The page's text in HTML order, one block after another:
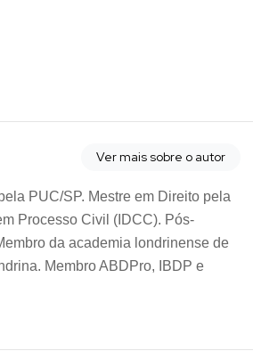
Ver mais sobre o autor
PUC/SP. Mestre em Direito pela
Processo Civil (IDCC). Pós-
da academia londrinense de
Membro ABDPro, IBDP e